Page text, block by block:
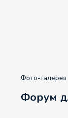
Фото-галерея
Форум